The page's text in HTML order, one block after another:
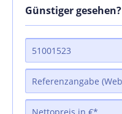
Günstiger gesehen?